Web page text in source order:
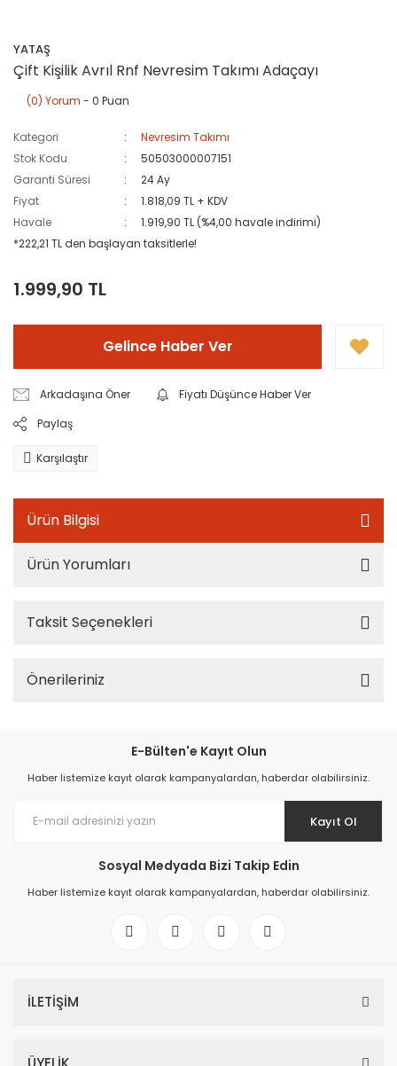
YATAŞ
Çift Kişilik Avrıl Rnf Nevresim Takımı Adaçayı
(0) Yorum - 0 Puan
Kategori
Nevresim Takımı
Stok Kodu
50503000007151
Garanti Süresi
24 Ay
Fiyat
1.818,09 TL + KDV
Havale
1.919,90 TL (%4,00 havale indirimi)
*222,21 TL den başlayan taksitlerle!
1.999,90 TL
Gelince Haber Ver
Arkadaşına Öner
Fiyatı Düşünce Haber Ver
Paylaş
Karşılaştır
Ürün Bilgisi
Ürün Yorumları
Taksit Seçenekleri
Önerileriniz
E-Bülten'e Kayıt Olun
Haber listemize kayıt olarak kampanyalardan, haberdar olabilirsiniz.
Kayıt Ol
Sosyal Medyada Bizi Takip Edin
Haber listemize kayıt olarak kampanyalardan, haberdar olabilirsiniz.
İLETİŞİM